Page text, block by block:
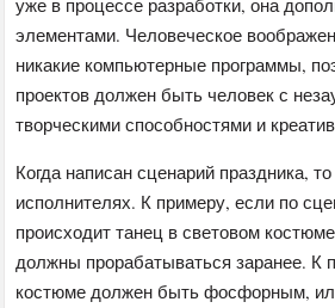
уже в процессе разработки, она
элементами. Человеческое
никакие компьютерные программы,
проектов должен быть человек с
творческими способностями и
Когда написан сценарий праздника,
исполнителях. К примеру, если по
происходит танец в световом
должны прорабатываться заранее. К
костюме должен быть фосфорным,